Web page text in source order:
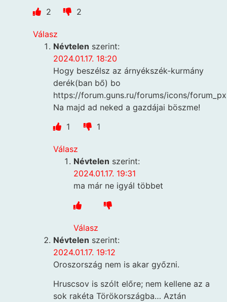
2
2
Válasz
Névtelen szerint:
2024.01.17. 18:20
Hogy beszélsz az árnyékszék-kurmány
derék(ban bő) bo
https://forum.guns.ru/forums/icons/forum_px
Na majd ad neked a gazdájai böszme!
1
1
Válasz
Névtelen szerint:
2024.01.17. 19:31
ma már ne igyál többet
Válasz
Névtelen szerint:
2024.01.17. 19:12
Oroszország nem is akar győzni.
Hruscsov is szólt előre; nem kellene az a
sok rakéta Törökországba… Aztán